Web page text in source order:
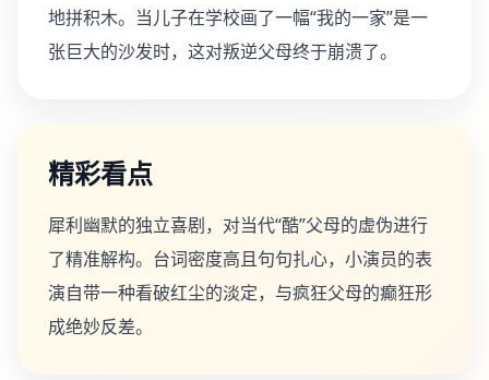
地拼积木。当儿子在学校画了一幅“我的一家”是一
张巨大的沙发时，这对叛逆父母终于崩溃了。
精彩看点
犀利幽默的独立喜剧，对当代“酷”父母的虚伪进行
了精准解构。台词密度高且句句扎心，小演员的表
演自带一种看破红尘的淡定，与疯狂父母的癫狂形
成绝妙反差。